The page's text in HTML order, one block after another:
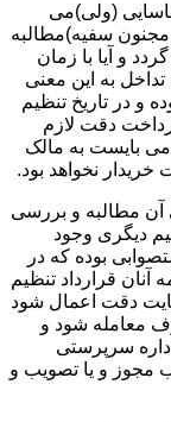
(ولی)می
سفیه)مطالبه
و آیا با زمان
به این معنی
و در تاریخ تنظیم
دقت لازم
بایست به مالک
نخواهد بود.
آن مطالبه و بررسی
دیگری وجود
بوده که در
قرارداد تنظیم
دقت اعمال شود
معامله شود و
سرپرستی
مجوز و یا تصویب و